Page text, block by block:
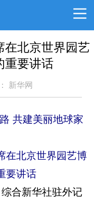
在北京世界园艺
重要讲话
新华网
共建美丽地球家
北京世界园艺博
要讲话
新华社驻外记